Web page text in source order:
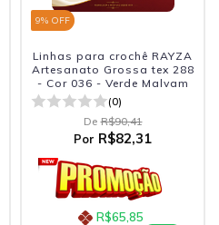
9% OFF
Linhas para crochê RAYZA
Artesanato Grossa tex 288
- Cor 036 - Verde Malvam
(0)
De R$90,41
Por R$82,31
R$65,85